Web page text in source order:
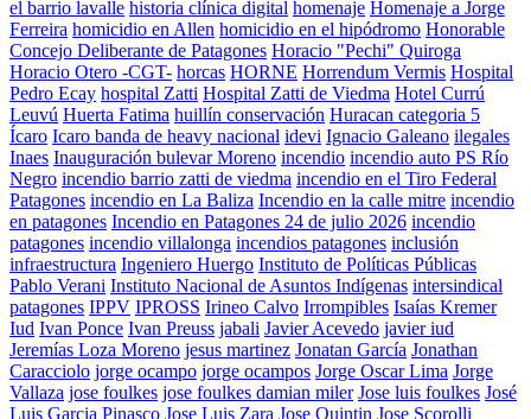
el barrio lavalle historia clínica digital homenaje Homenaje a Jorge
Ferreira homicidio en Allen homicidio en el hipódromo Honorable
Concejo Deliberante de Patagones Horacio "Pechi" Quiroga
Horacio Otero -CGT- horcas HORNE Horrendum Vermis Hospital
Pedro Ecay hospital Zatti Hospital Zatti de Viedma Hotel Currú
Leuvú Huerta Fatima huillín conservación Huracan categoria 5
Ícaro Icaro banda de heavy nacional idevi Ignacio Galeano ilegales
Inaes Inauguración bulevar Moreno incendio incendio auto PS Río
Negro incendio barrio zatti de viedma incendio en el Tiro Federal
Patagones incendio en La Baliza Incendio en la calle mitre incendio
en patagones Incendio en Patagones 24 de julio 2026 incendio
patagones incendio villalonga incendios patagones inclusión
infraestructura Ingeniero Huergo Instituto de Políticas Públicas
Pablo Verani Instituto Nacional de Asuntos Indígenas intersindical
patagones IPPV IPROSS Irineo Calvo Irrompibles Isaías Kremer
Iud Ivan Ponce Ivan Preuss jabali Javier Acevedo javier iud
Jeremías Loza Moreno jesus martinez Jonatan García Jonathan
Caracciolo jorge ocampo jorge ocampos Jorge Oscar Lima Jorge
Vallaza jose foulkes jose foulkes damian miler Jose luis foulkes José
Luis Garcia Pinasco Jose Luis Zara Jose Quintin Jose Scorolli